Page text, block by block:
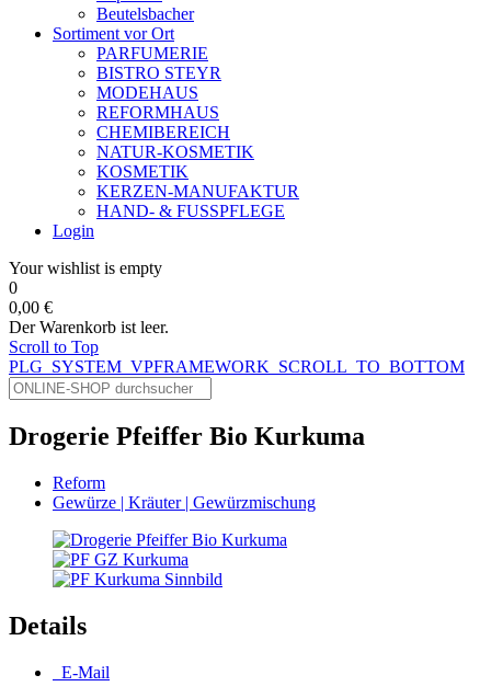
Beutelsbacher
Sortiment vor Ort
PARFUMERIE
BISTRO STEYR
MODEHAUS
REFORMHAUS
CHEMIBEREICH
NATUR-KOSMETIK
KOSMETIK
KERZEN-MANUFAKTUR
HAND- & FUSSPFLEGE
Login
Your wishlist is empty
0
0,00 €
Der Warenkorb ist leer.
Scroll to Top
PLG_SYSTEM_VPFRAMEWORK_SCROLL_TO_BOTTOM
Drogerie Pfeiffer Bio Kurkuma
Reform
Gewürze | Kräuter | Gewürzmischung
Details
E-Mail